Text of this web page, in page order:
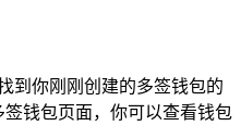
到你刚刚创建的多签钱包的
钱包页面，你可以查看钱包